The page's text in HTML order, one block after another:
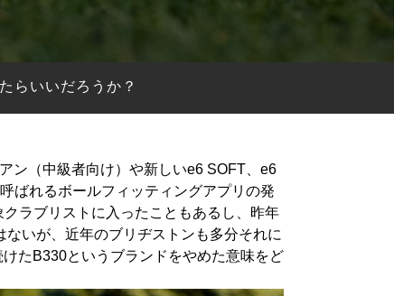
らいいだろうか？
ン（中級者向け）や新しいe6 SOFT、e6
ばれるボールフィッティングアプリの発
ラブリストに入ったこともあるし、昨年
いが、近年のブリヂストンも多分それに
たB330というブランドをやめた意味をど